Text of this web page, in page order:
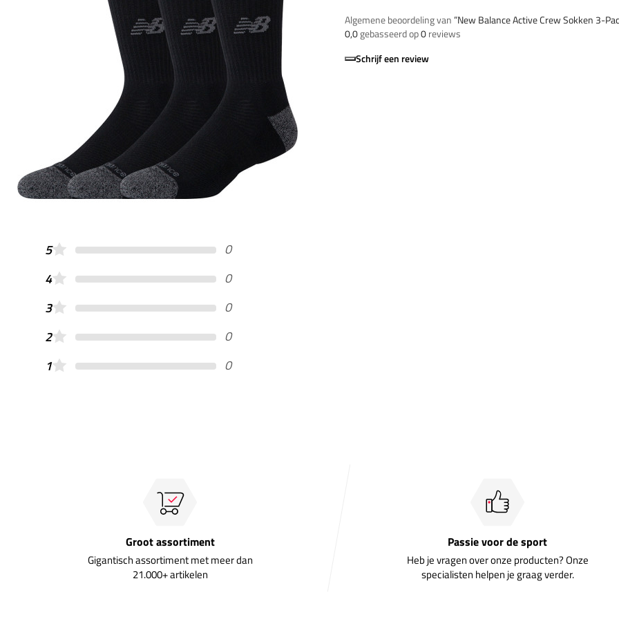
Algemene beoordeling van”New Balance Active Crew Sokken 3-
0,0gebasseerd op0reviews
Schrijf een review
5
0
4
0
3
0
2
0
1
0
Groot assortiment
Gigantisch assortiment met meer dan
21.000+ artikelen
Passie voor de sport
Heb je vragen over onze producten? Onze
specialisten helpen je graag verder.